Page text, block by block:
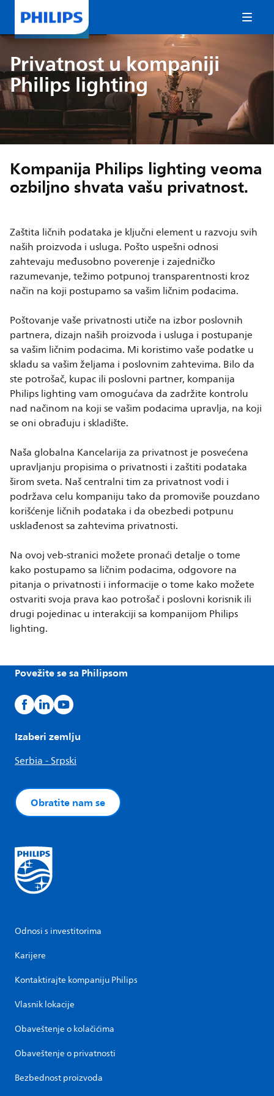
Privatnost u kompaniji
Philips lighting
Kompanija Philips lighting veoma
ozbiljno shvata vašu privatnost.
Zaštita ličnih podataka je ključni element u razvoju svih
naših proizvoda i usluga. Pošto uspešni odnosi
zahtevaju međusobno poverenje i zajedničko
razumevanje, težimo potpunoj transparentnosti kroz
način na koji postupamo sa vašim ličnim podacima.
Poštovanje vaše privatnosti utiče na izbor poslovnih
partnera, dizajn naših proizvoda i usluga i postupanje
sa vašim ličnim podacima. Mi koristimo vaše podatke u
skladu sa vašim željama i poslovnim zahtevima. Bilo da
ste potrošač, kupac ili poslovni partner, kompanija
Philips lighting vam omogućava da zadržite kontrolu
nad načinom na koji se vašim podacima upravlja, na koji
se oni obrađuju i skladište.
Naša globalna Kancelarija za privatnost je posvećena
upravljanju propisima o privatnosti i zaštiti podataka
širom sveta. Naš centralni tim za privatnost vodi i
podržava celu kompaniju tako da promoviše pouzdano
korišćenje ličnih podataka i da obezbedi potpunu
usklađenost sa zahtevima privatnosti.
Na ovoj veb-stranici možete pronaći detalje o tome
kako postupamo sa ličnim podacima, odgovore na
pitanja o privatnosti i informacije o tome kako možete
ostvariti svoja prava kao potrošač i poslovni korisnik ili
drugi pojedinac u interakciji sa kompanijom Philips
lighting.
Povežite se sa Philipsom
Izaberi zemlju
Serbia - Srpski
Obratite nam se
Odnosi s investitorima
Karijere
Kontaktirajte kompaniju Philips
Vlasnik lokacije
Obaveštenje o kolačićima
Obaveštenje o privatnosti
Bezbednost proizvoda